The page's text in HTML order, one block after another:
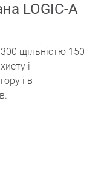
LOGIC-A
щільністю 150
і
і в